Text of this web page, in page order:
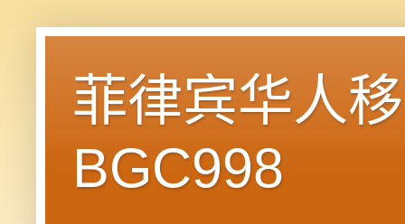
菲律宾华人
BGC998